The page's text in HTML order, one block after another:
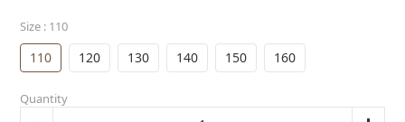
Size : 110
110 120 130 140 150 160
Quantity